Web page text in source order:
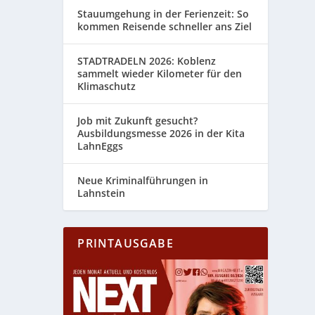
Stauumgehung in der Ferienzeit: So
kommen Reisende schneller ans Ziel
STADTRADELN 2026: Koblenz
sammelt wieder Kilometer für den
Klimaschutz
Job mit Zukunft gesucht?
Ausbildungsmesse 2026 in der Kita
LahnEggs
Neue Kriminalführungen in
Lahnstein
PRINTAUSGABE